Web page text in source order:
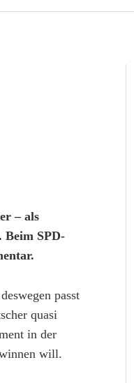
– als
Beim SPD-
passt
quasi
in der
will.